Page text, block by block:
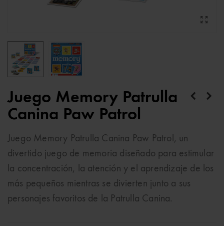
Juego Memory Patrulla
Canina Paw Patrol
Juego Memory Patrulla Canina Paw Patrol, un
divertido juego de memoria diseñado para estimular
la concentración, la atención y el aprendizaje de los
más pequeños mientras se divierten junto a sus
personajes favoritos de la Patrulla Canina.